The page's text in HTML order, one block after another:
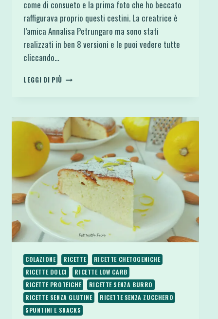
come di consueto e la prima foto che ho beccato
raffigurava proprio questi cestini. La creatrice è
l’amica Annalisa Petrungaro ma sono stati
realizzati in ben 8 versioni e le puoi vedere tutte
cliccando…
LEGGI DI PIÙ CESTINI
SENZA
GLUTINE
KETO
LOW
CARB
COLAZIONE RICETTE
RICETTE CHETOGENICHE
RICETTE DOLCI
RICETTE LOW CARB
RICETTE PROTEICHE
RICETTE SENZA BURRO
RICETTE SENZA GLUTINE
RICETTE SENZA ZUCCHERO
SPUNTINI E SNACKS